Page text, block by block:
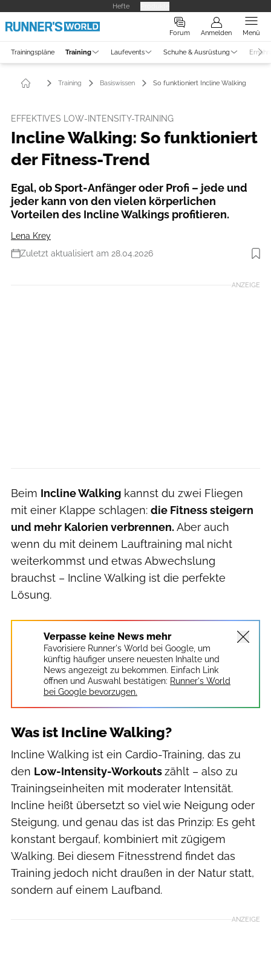
Hefte
Forum Anmelden Menü
Trainingspläne Training Laufevents Schuhe & Ausrüstung
Training Basiswissen So funktioniert Incline Walking
EFFEKTIVES LOW-INTENSITY-TRAINING
Incline Walking: So funktioniert
der Fitness-Trend
Egal, ob Sport-Anfänger oder Profi – jede und
jeder kann von den vielen körperlichen
Vorteilen des Incline Walkings profitieren.
Lena Krey
Zuletzt aktualisiert am 28.04.2026
Foto: iStockphoto
ANZEIGE
Beim Incline Walking kannst du zwei Fliegen
mit einer Klappe schlagen: die Fitness steigern
und mehr Kalorien verbrennen. Aber auch
wenn du mit deinem Lauftraining mal nicht
weiterkommst und etwas Abwechslung
brauchst – Incline Walking ist die perfekte
Lösung.
Verpasse keine News mehr
Favorisiere Runner's World bei Google, um
künftig häufiger unsere neuesten Inhalte und
News angezeigt zu bekommen. Einfach Link
öffnen und Auswahl bestätigen: Runner's World
bei Google bevorzugen.
Was ist Incline Walking?
Incline Walking ist ein Cardio-Training, das zu
den Low-Intensity-Workoutszählt – also zu
Trainingseinheiten mit moderater Intensität.
Incline heißt übersetzt so viel wie Neigung oder
Steigung, und genau das ist das Prinzip: Es geht
konstant bergauf, kombiniert mit zügigem
Walking. Bei diesem Fitnesstrend findet das
Training jedoch nicht draußen in der Natur statt,
sondern auf einem Laufband.
ANZEIGE